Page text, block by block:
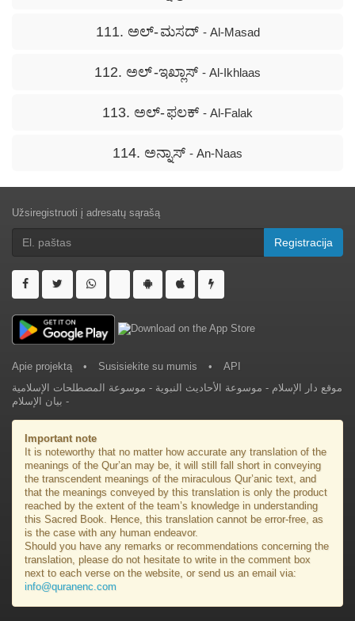
111. ಅಲ್- ಮಸದ್ - Al-Masad
112. ಅಲ್ -ಇಖ್ಲಾಸ್ - Al-Ikhlaas
113. ಅಲ್- ಫಲಕ್ - Al-Falak
114. ಅನ್ನಾಸ್ - An-Naas
Užsiregistruoti į adresatų sąrašą
Registracija
Apie projektą • Susisiekite su mumis •
API
موقع دار الإسلام - موسوعة الأحاديث النبوية - موسوعة المصطلحات الإسلامية
- بيان الإسلام
Important note
It is noteworthy that no matter how accurate any translation of the
meanings of the Qur’an may be, it will still fall short in conveying
the transcendent meanings of the miraculous Qur’anic text, and
that the meanings conveyed by this translation is only the product
reached by the extent of the team’s knowledge in understanding
this Sacred Book. Hence, this translation cannot be error-free, as
is the case with any human endeavor.
Should you have any remarks or recommendations concerning the
translation, please do not hesitate to write in the comment box
next to each verse on the website, or send us an email via:
info@quranenc.com